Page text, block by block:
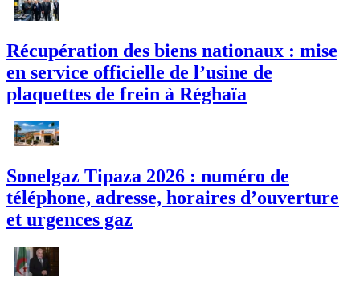
Récupération des biens nationaux : mise
en service officielle de l’usine de
plaquettes de frein à Réghaïa
Sonelgaz Tipaza 2026 : numéro de
téléphone, adresse, horaires d’ouverture
et urgences gaz